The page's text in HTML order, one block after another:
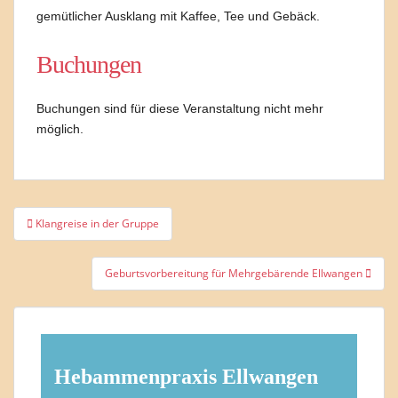
gemütlicher Ausklang mit Kaffee, Tee und Gebäck.
Buchungen
Buchungen sind für diese Veranstaltung nicht mehr
möglich.
Beitragsnavigation
Klangreise in der Gruppe
Geburtsvorbereitung für Mehrgebärende Ellwangen
Hebammenpraxis Ellwangen